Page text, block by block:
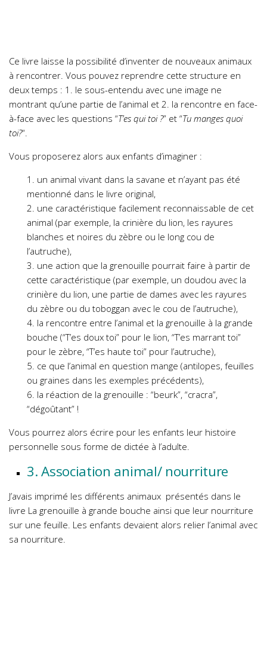
Ce livre laisse la possibilité d’inventer de nouveaux animaux
à rencontrer. Vous pouvez reprendre cette structure en
deux temps : 1. le sous-entendu avec une image ne
montrant qu’une partie de l’animal et 2. la rencontre en face-
à-face avec les questions “T’es qui toi ?” et “Tu manges quoi
toi?“.
Vous proposerez alors aux enfants d’imaginer :
1. un animal vivant dans la savane et n’ayant pas été
mentionné dans le livre original,
2. une caractéristique facilement reconnaissable de cet
animal (par exemple, la crinière du lion, les rayures
blanches et noires du zèbre ou le long cou de
l’autruche),
3. une action que la grenouille pourrait faire à partir de
cette caractéristique (par exemple, un doudou avec la
crinière du lion, une partie de dames avec les rayures
du zèbre ou du toboggan avec le cou de l’autruche),
4. la rencontre entre l’animal et la grenouille à la grande
bouche (“T’es doux toi” pour le lion, “T’es marrant toi”
pour le zèbre, “T’es haute toi” pour l’autruche),
5. ce que l’animal en question mange (antilopes, feuilles
ou graines dans les exemples précédents),
6. la réaction de la grenouille : “beurk”, “cracra”,
“dégoûtant” !
Vous pourrez alors écrire pour les enfants leur histoire
personnelle sous forme de dictée à l’adulte.
3. Association animal/ nourriture
J’avais imprimé les différents animaux présentés dans le
livre La grenouille à grande bouche ainsi que leur nourriture
sur une feuille. Les enfants devaient alors relier l’animal avec
sa nourriture.